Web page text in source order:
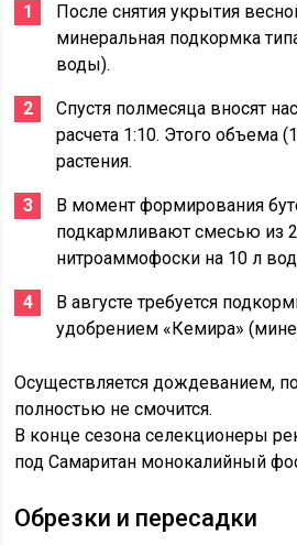
После снятия укрытия
минеральная подкормка
воды).
Спустя полмесяца вносят
расчета 1:10. Этого объема
растения.
В момент формирования
подкармливают смесью из
нитроаммофоски на 10 л
В августе требуется
удобрением «Кемира»
Осуществляется дождеванием,
полностью не смочится.
В конце сезона селекционеры
под Самаритан монокалийный
Обрезки и пересадки